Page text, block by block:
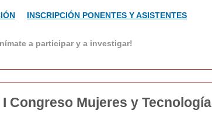
INSCRIPCIÓN PONENTES Y ASISTENTES
a participar y a investigar!
Congreso Mujeres y Tecnología